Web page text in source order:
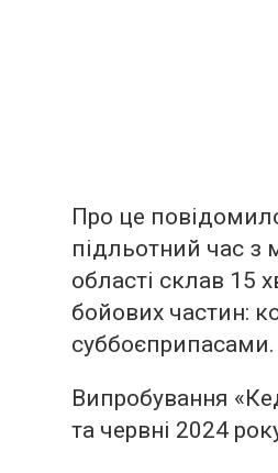
Про це
підльотний час з
області склав 15
бойових частин:
суббоєприпасами.
Випробування
та червні 2024